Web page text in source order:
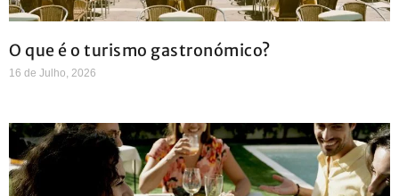
O que é o turismo gastronómico?
16 de Julho, 2026